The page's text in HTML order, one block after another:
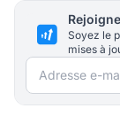
Soyez le
mises à
Adresse e-